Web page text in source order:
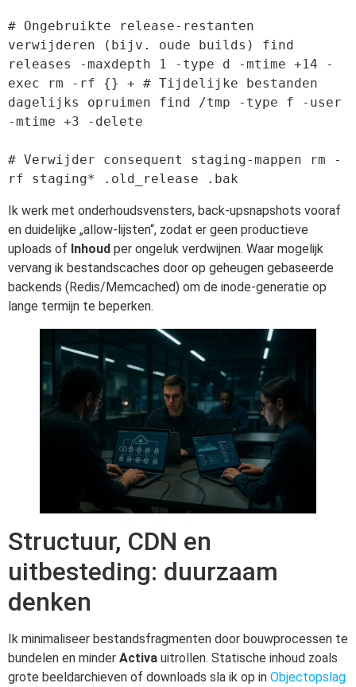
# Ongebruikte release-restanten
verwijderen (bijv. oude builds) find
releases -maxdepth 1 -type d -mtime +14 -
exec rm -rf {} + # Tijdelijke bestanden
dagelijks opruimen find /tmp -type f -user
-mtime +3 -delete
# Verwijder consequent staging-mappen rm -
Ik werk met onderhoudsvensters, back-upsnapshots vooraf
en duidelijke „allow-lijsten“, zodat er geen productieve
uploads of Inhoud per ongeluk verdwijnen. Waar mogelijk
vervang ik bestandscaches door op geheugen gebaseerde
backends (Redis/Memcached) om de inode-generatie op
lange termijn te beperken.
Structuur, CDN en
uitbesteding: duurzaam
denken
Ik minimaliseer bestandsfragmenten door bouwprocessen te
bundelen en minder Activa uitrollen. Statische inhoud zoals
grote beeldarchieven of downloads sla ik op in Objectopslag